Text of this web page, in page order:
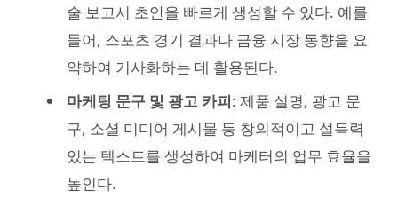
술 보고서 초안을 빠르게 생성할 수 있다. 예를
들어, 스포츠 경기 결과나 금융 시장 동향을 요
약하여 기사화하는 데 활용된다.
마케팅 문구 및 광고 카피: 제품 설명, 광고 문
구, 소셜 미디어 게시물 등 창의적이고 설득력
있는 텍스트를 생성하여 마케터의 업무 효율을
높인다.